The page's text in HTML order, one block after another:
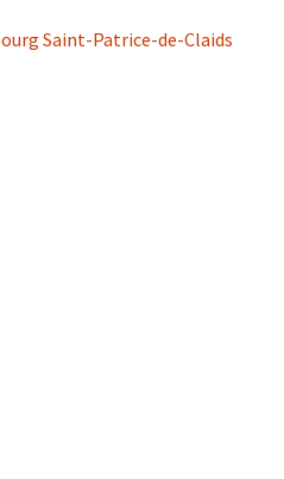
Saint-Patrice-de-Claids